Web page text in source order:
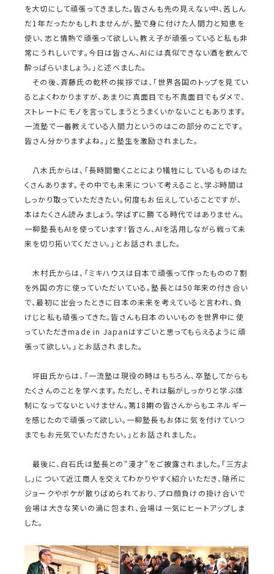
を大切にして頑張ってきました。皆さんも先の見えない中、苦しん
だ1年だったかもしれませんが、塾で身に付けた人間力と知恵を
使い、志と情熱で頑張って欲しい。教え子が頑張っていると私も非
常にうれしいです。今日は皆さん、AIには真似できない酒を飲んで
酔っぱらいましょう。」と述べました。
その後、斉藤氏の乾杯の挨拶では、「世界各国のトップを見てい
るとよくわかりますが、あまりに真面目でも不真面目でもダメで、
ストレートにモノを言ってしまうとうまくいかないこともあります。
一流塾で一番教えている人間力というのはこの部分のことです。
皆さん分かりますよね。」と塾生を激励されました。
八木氏からは、「長時間働くことにより犠牲にしているものはた
くさんあります。その中でも未来について考えること、学ぶ時間は
しっかり取っていただきたい。何度もお伝えしていることですが、
本はたくさん読みましょう。学ばずに勝てる時代ではありません。
一柳塾長もAIを使っています！皆さん、AIを活用しながら戦って未
来を切り拓いてください。」とお話されました。
木村氏からは、「ミキハウスは日本で頑張って作ったものの７割
を外国の方に使っていただいている。塾長とは50年来の付き合い
で、最初に出会ったときに日本の未来を考えていると言われ、負
けじと私も頑張ってきた。皆さんも日本のいいものを世界中に使
っていただきmade in Japanはすごいと思ってもらえるように頑
張って欲しい。」とお話されました。
坪田氏からは、「一流塾は現役の時はもちろん、卒塾してからも
たくさんのことを学べます。ただし、それは脳がしっかりと学ぶ体
制になってないといけません。第18期の皆さんからもエネルギー
を感じたので頑張って欲しい。一柳塾長もお体に気を付けていつ
までもお元気でいただきたい。」とお話されました。
最後に、白石氏は塾長との“漫才”をご披露されました。「三方よ
し」について近江商人を交えてわかりやすく紹介いただき、随所に
ジョークやボケが散りばめられており、プロ顔負けの掛け合いで
会場は大きな笑いの渦に包まれ、会場は一気にヒートアップしま
した。